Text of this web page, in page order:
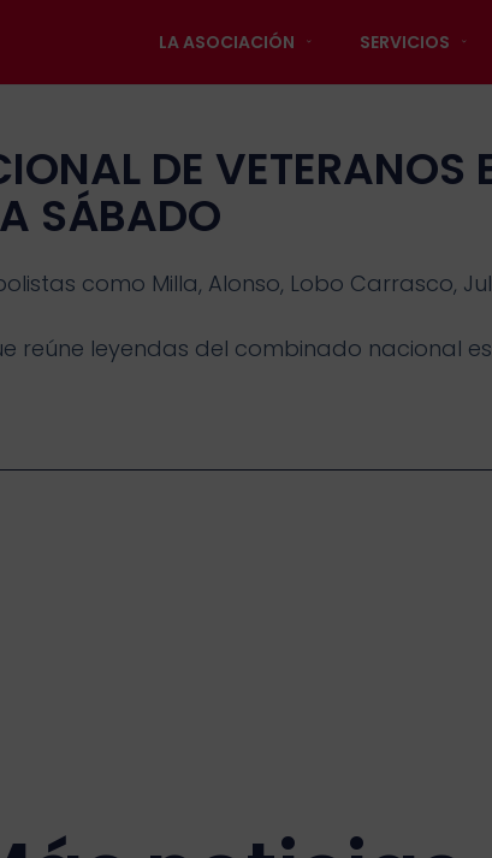
LA ASOCIACIÓN SERVICIOS
DE
SÁBADO
como Milla, Alonso, Lobo Carrasco,
reúne leyendas del combinado nacional